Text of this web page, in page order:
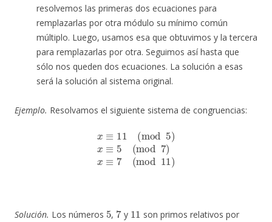
resolvemos las primeras dos ecuaciones para
remplazarlas por otra módulo su mínimo común
múltiplo. Luego, usamos esa que obtuvimos y la tercera
para remplazarlas por otra. Seguimos así hasta que
sólo nos queden dos ecuaciones. La solución a esas
será la solución al sistema original.
Ejemplo. Resolvamos el siguiente sistema de congruencias:
mod5)x ≡ 5 mod7) x≡7
Solución. Los números
5
,
7
y
son primos relativos por